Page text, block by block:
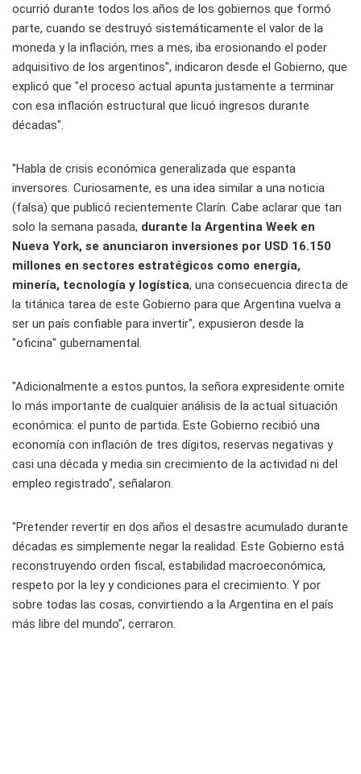
ocurrió durante todos los años de los gobiernos que formó
parte, cuando se destruyó sistemáticamente el valor de la
moneda y la inflación, mes a mes, iba erosionando el poder
adquisitivo de los argentinos", indicaron desde el Gobierno, que
explicó que "el proceso actual apunta justamente a terminar
con esa inflación estructural que licuó ingresos durante
décadas".
"Habla de crisis económica generalizada que espanta
inversores. Curiosamente, es una idea similar a una noticia
(falsa) que publicó recientemente Clarín. Cabe aclarar que tan
solo la semana pasada, durante la Argentina Week en
Nueva York, se anunciaron inversiones por USD 16.150
millones en sectores estratégicos como energía,
minería, tecnología y logística, una consecuencia directa de
la titánica tarea de este Gobierno para que Argentina vuelva a
ser un país confiable para invertir", expusieron desde la
"oficina" gubernamental.
"Adicionalmente a estos puntos, la señora expresidente omite
lo más importante de cualquier análisis de la actual situación
económica: el punto de partida. Este Gobierno recibió una
economía con inflación de tres dígitos, reservas negativas y
casi una década y media sin crecimiento de la actividad ni del
empleo registrado", señalaron.
"Pretender revertir en dos años el desastre acumulado durante
décadas es simplemente negar la realidad. Este Gobierno está
reconstruyendo orden fiscal, estabilidad macroeconómica,
respeto por la ley y condiciones para el crecimiento. Y por
sobre todas las cosas, convirtiendo a la Argentina en el país
más libre del mundo", cerraron.